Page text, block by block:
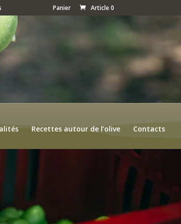
Panier Article 0
Recettes autour de l’olive Contacts